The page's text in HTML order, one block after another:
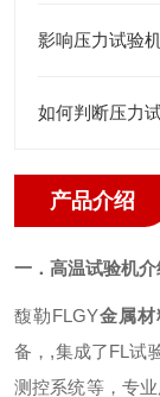
影响压力试验
如何判断压力
产品介绍
一． 高温试验机介
馥勒FLGY金属
备 ， ,集成了FL试
测控系统等，专